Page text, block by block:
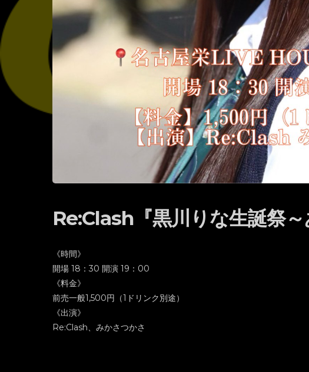
Re:Clash『黒川りな生誕祭～
《時間》
開場 18：30 開演 19：00
《料金》
前売一般1,500円（1ドリンク別途）
《出演》
Re:Clash、みかさつかさ